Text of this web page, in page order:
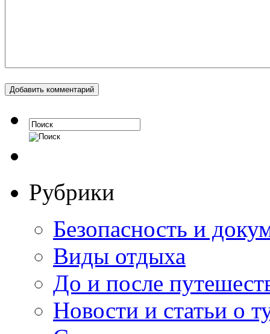
Рубрики
Безопасность и
Виды отдыха
До и после
Новости и статьи о